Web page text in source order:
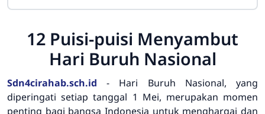
12 Puisi-puisi Menyambut
Hari Buruh Nasional
Sdn4cirahab.sch.id - Hari Buruh Nasional, yang
diperingati setiap tanggal 1 Mei, merupakan momen
penting bagi bangsa Indonesia untuk menghargai dan